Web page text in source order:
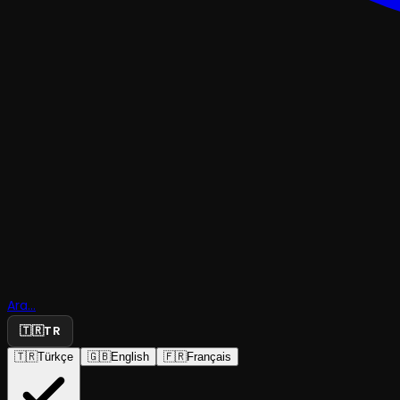
Ara...
🇹🇷TR
🇹🇷Türkçe 🇬🇧English 🇫🇷Français
Kitabı